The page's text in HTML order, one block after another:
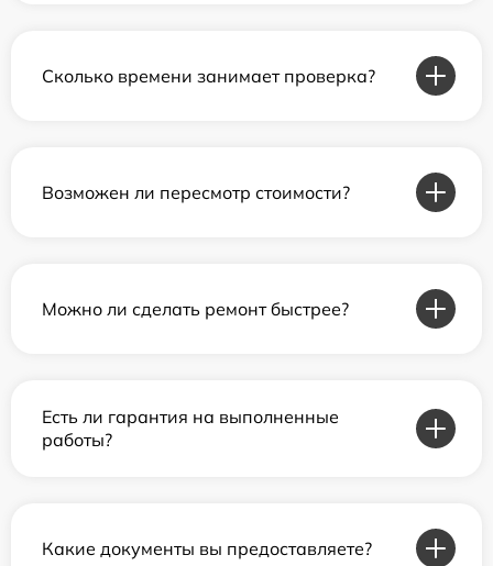
Сколько времени занимает проверка?
Возможен ли пересмотр стоимости?
Можно ли сделать ремонт быстрее?
Есть ли гарантия на выполненные
работы?
Какие документы вы предоставляете?